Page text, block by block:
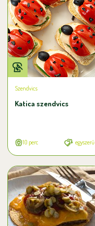
Szendvics
Katica szendvics
10 perc egyszerű